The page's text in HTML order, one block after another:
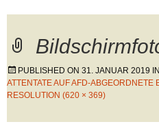
PUBLISHED ON 31. JANUAR 2019 IN
ATTENTATE AUF AFD-ABGEORDNETE
RESOLUTION (620 × 369)